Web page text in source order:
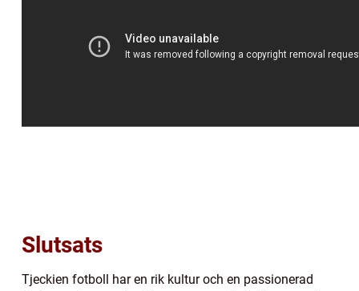
Slutsats
Tjeckien fotboll har en rik kultur och en passionerad